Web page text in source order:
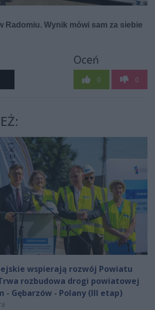
Oceń
0 0
wspierają rozwój Powiatu
rozbudowa drogi powiatowej
- Gębarzów - Polany (III etap)